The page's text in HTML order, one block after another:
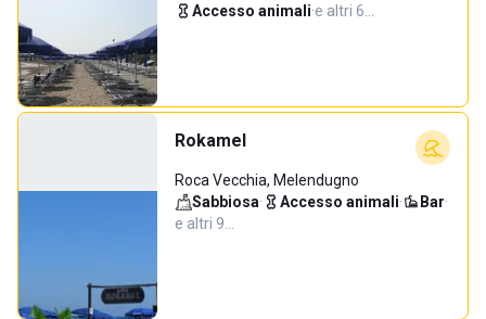
Accesso animali·e altri 6…
Rokamel
Roca Vecchia, Melendugno
Sabbiosa· Accesso animali· Bar·
e altri 9…